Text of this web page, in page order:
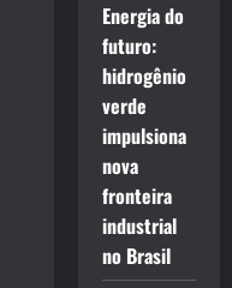
Energia do
futuro:
hidrogênio
verde
impulsiona
nova
fronteira
industrial
no Brasil